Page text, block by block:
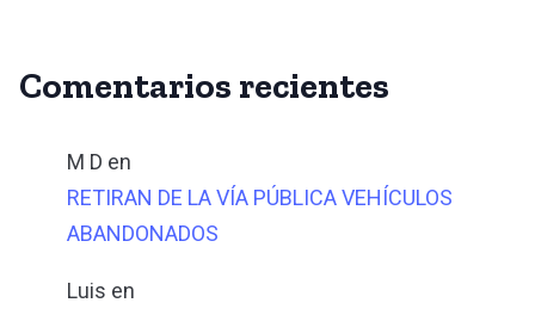
Comentarios recientes
M D en
RETIRAN DE LA VÍA PÚBLICA VEHÍCULOS
ABANDONADOS
Luis en